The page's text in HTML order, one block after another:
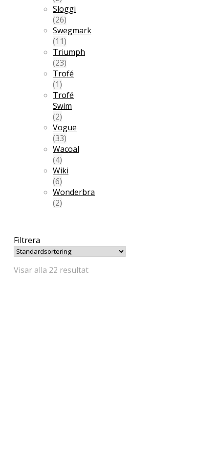
Sloggi
(26)
Swegmark
(11)
Triumph
(23)
Trofé
(1)
Trofé
Swim
(2)
Vogue
(33)
Wacoal
(4)
Wiki
(6)
Wonderbra
(2)
Filtrera
Visar alla 22 resultat